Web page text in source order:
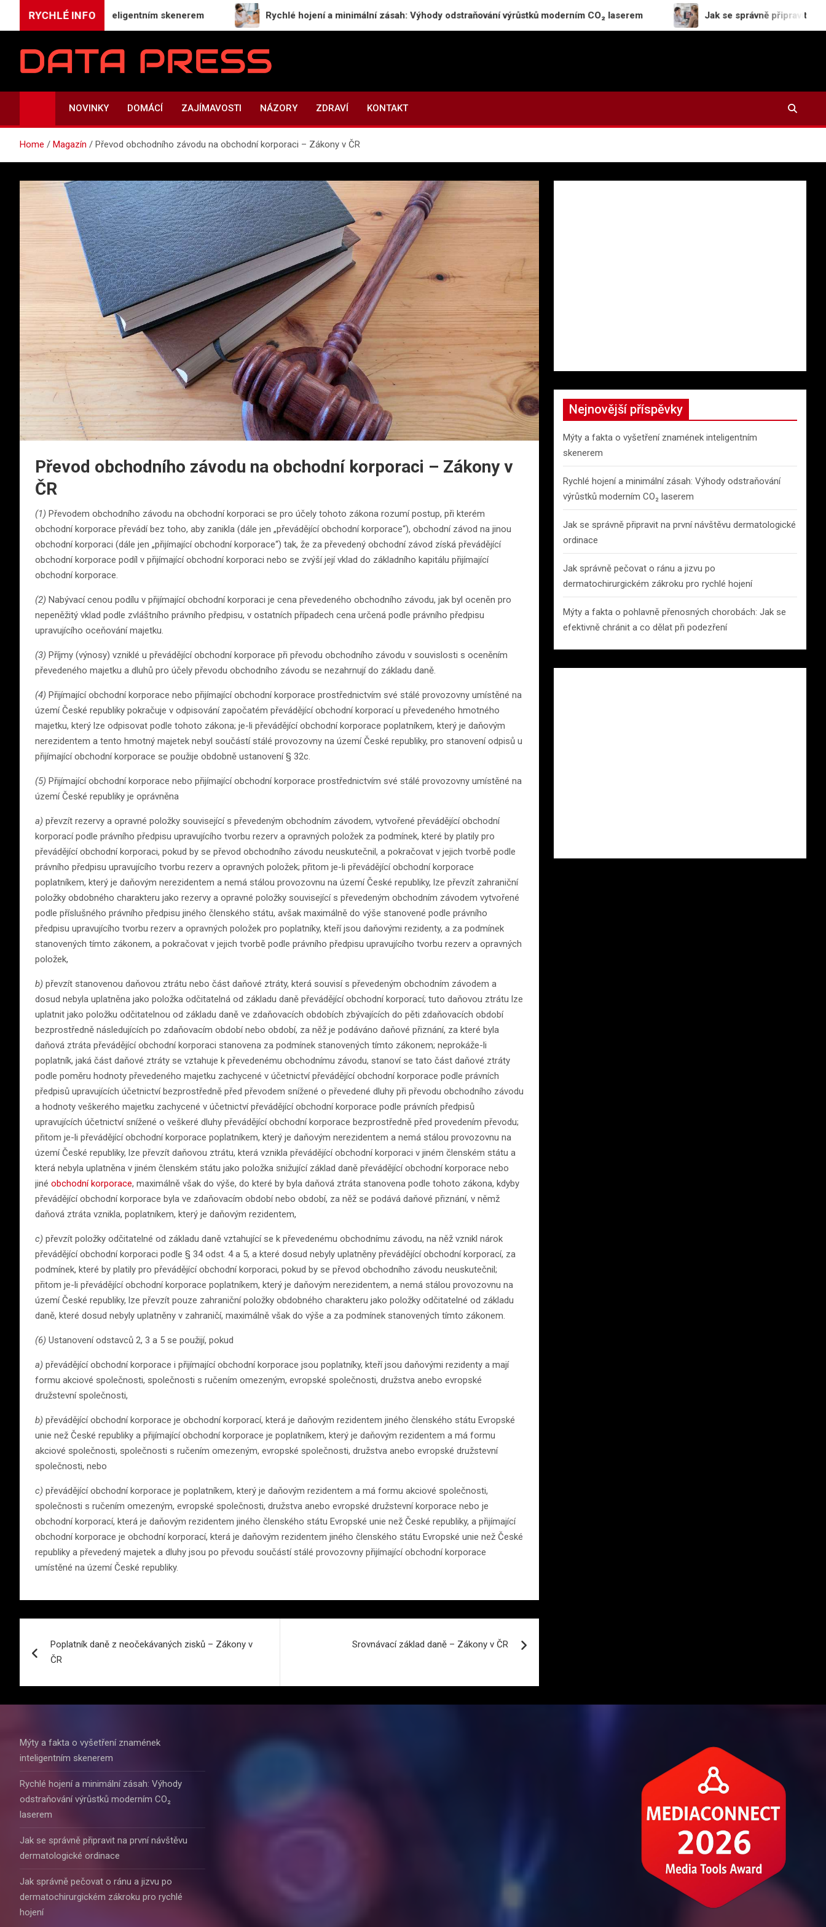
RYCHLÉ INFO
znamének inteligentním skenerem Rychlé hojení a minimální zásah: Výhody odstraňování výrůstků moderním CO₂ laserem Jak se správně připravit na první
Data-Press.cz
NOVINKY DOMÁCÍ ZAJÍMAVOSTI NÁZORY ZDRAVÍ KONTAKT
Home Magazín Převod obchodního závodu na obchodní korporaci – Zákony v ČR
Převod obchodního závodu na obchodní korporaci – Zákony v
ČR
(1) Převodem obchodního závodu na obchodní korporaci se pro účely tohoto zákona rozumí postup, při kterém
obchodní korporace převádí bez toho, aby zanikla (dále jen „převádějící obchodní korporace“), obchodní závod na jinou
obchodní korporaci (dále jen „přijímající obchodní korporace“) tak, že za převedený obchodní závod získá převádějící
obchodní korporace podíl v přijímající obchodní korporaci nebo se zvýší její vklad do základního kapitálu přijímající
obchodní korporace.
(2) Nabývací cenou podílu v přijímající obchodní korporaci je cena převedeného obchodního závodu, jak byl oceněn pro
nepeněžitý vklad podle zvláštního právního předpisu, v ostatních případech cena určená podle právního předpisu
upravujícího oceňování majetku.
(3) Příjmy (výnosy) vzniklé u převádějící obchodní korporace při převodu obchodního závodu v souvislosti s oceněním
převedeného majetku a dluhů pro účely převodu obchodního závodu se nezahrnují do základu daně.
(4) Přijímající obchodní korporace nebo přijímající obchodní korporace prostřednictvím své stálé provozovny umístěné na
území České republiky pokračuje v odpisování započatém převádějící obchodní korporací u převedeného hmotného
majetku, který lze odpisovat podle tohoto zákona; je-li převádějící obchodní korporace poplatníkem, který je daňovým
nerezidentem a tento hmotný majetek nebyl součástí stálé provozovny na území České republiky, pro stanovení odpisů u
přijímající obchodní korporace se použije obdobně ustanovení § 32c.
(5) Přijímající obchodní korporace nebo přijímající obchodní korporace prostřednictvím své stálé provozovny umístěné na
území České republiky je oprávněna
a) převzít rezervy a opravné položky související s převedeným obchodním závodem, vytvořené převádějící obchodní
korporací podle právního předpisu upravujícího tvorbu rezerv a opravných položek za podmínek, které by platily pro
převádějící obchodní korporaci, pokud by se převod obchodního závodu neuskutečnil, a pokračovat v jejich tvorbě podle
právního předpisu upravujícího tvorbu rezerv a opravných položek; přitom je-li převádějící obchodní korporace
poplatníkem, který je daňovým nerezidentem a nemá stálou provozovnu na území České republiky, lze převzít zahraniční
položky obdobného charakteru jako rezervy a opravné položky související s převedeným obchodním závodem vytvořené
podle příslušného právního předpisu jiného členského státu, avšak maximálně do výše stanovené podle právního
předpisu upravujícího tvorbu rezerv a opravných položek pro poplatníky, kteří jsou daňovými rezidenty, a za podmínek
stanovených tímto zákonem, a pokračovat v jejich tvorbě podle právního předpisu upravujícího tvorbu rezerv a opravných
položek,
b) převzít stanovenou daňovou ztrátu nebo část daňové ztráty, která souvisí s převedeným obchodním závodem a
dosud nebyla uplatněna jako položka odčitatelná od základu daně převádějící obchodní korporací; tuto daňovou ztrátu lze
uplatnit jako položku odčitatelnou od základu daně ve zdaňovacích obdobích zbývajících do pěti zdaňovacích období
bezprostředně následujících po zdaňovacím období nebo období, za něž je podáváno daňové přiznání, za které byla
daňová ztráta převádějící obchodní korporaci stanovena za podmínek stanovených tímto zákonem; neprokáže-li
poplatník, jaká část daňové ztráty se vztahuje k převedenému obchodnímu závodu, stanoví se tato část daňové ztráty
podle poměru hodnoty převedeného majetku zachycené v účetnictví převádějící obchodní korporace podle právních
předpisů upravujících účetnictví bezprostředně před převodem snížené o převedené dluhy při převodu obchodního závodu
a hodnoty veškerého majetku zachycené v účetnictví převádějící obchodní korporace podle právních předpisů
upravujících účetnictví snížené o veškeré dluhy převádějící obchodní korporace bezprostředně před provedením převodu;
přitom je-li převádějící obchodní korporace poplatníkem, který je daňovým nerezidentem a nemá stálou provozovnu na
území České republiky, lze převzít daňovou ztrátu, která vznikla převádějící obchodní korporaci v jiném členském státu a
která nebyla uplatněna v jiném členském státu jako položka snižující základ daně převádějící obchodní korporace nebo
jiné obchodní korporace, maximálně však do výše, do které by byla daňová ztráta stanovena podle tohoto zákona, kdyby
převádějící obchodní korporace byla ve zdaňovacím období nebo období, za něž se podává daňové přiznání, v němž
daňová ztráta vznikla, poplatníkem, který je daňovým rezidentem,
c) převzít položky odčitatelné od základu daně vztahující se k převedenému obchodnímu závodu, na něž vznikl nárok
převádějící obchodní korporaci podle § 34 odst. 4 a 5, a které dosud nebyly uplatněny převádějící obchodní korporací, za
podmínek, které by platily pro převádějící obchodní korporaci, pokud by se převod obchodního závodu neuskutečnil;
přitom je-li převádějící obchodní korporace poplatníkem, který je daňovým nerezidentem, a nemá stálou provozovnu na
území České republiky, lze převzít pouze zahraniční položky obdobného charakteru jako položky odčitatelné od základu
daně, které dosud nebyly uplatněny v zahraničí, maximálně však do výše a za podmínek stanovených tímto zákonem.
(6) Ustanovení odstavců 2, 3 a 5 se použijí, pokud
a) převádějící obchodní korporace i přijímající obchodní korporace jsou poplatníky, kteří jsou daňovými rezidenty a mají
formu akciové společnosti, společnosti s ručením omezeným, evropské společnosti, družstva anebo evropské
družstevní společnosti,
b) převádějící obchodní korporace je obchodní korporací, která je daňovým rezidentem jiného členského státu Evropské
unie než České republiky a přijímající obchodní korporace je poplatníkem, který je daňovým rezidentem a má formu
akciové společnosti, společnosti s ručením omezeným, evropské společnosti, družstva anebo evropské družstevní
společnosti, nebo
c) převádějící obchodní korporace je poplatníkem, který je daňovým rezidentem a má formu akciové společnosti,
společnosti s ručením omezeným, evropské společnosti, družstva anebo evropské družstevní korporace nebo je
obchodní korporací, která je daňovým rezidentem jiného členského státu Evropské unie než České republiky, a přijímající
obchodní korporace je obchodní korporací, která je daňovým rezidentem jiného členského státu Evropské unie než České
republiky a převedený majetek a dluhy jsou po převodu součástí stálé provozovny přijímající obchodní korporace
umístěné na území České republiky.
pro
příspěvek
Poplatník daně z neočekávaných zisků – Zákony v
ČR
Srovnávací základ daně – Zákony v ČR
Nejnovější příspěvky
Mýty a fakta o vyšetření znamének inteligentním
skenerem
Rychlé hojení a minimální zásah: Výhody odstraňování
výrůstků moderním CO₂ laserem
Jak se správně připravit na první návštěvu dermatologické
ordinace
Jak správně pečovat o ránu a jizvu po
dermatochirurgickém zákroku pro rychlé hojení
Mýty a fakta o pohlavně přenosných chorobách: Jak se
efektivně chránit a co dělat při podezření
Mýty a fakta o vyšetření znamének
inteligentním skenerem
Rychlé hojení a minimální zásah: Výhody
odstraňování výrůstků moderním CO₂
laserem
Jak se správně připravit na první návštěvu
dermatologické ordinace
Jak správně pečovat o ránu a jizvu po
dermatochirurgickém zákroku pro rychlé
hojení